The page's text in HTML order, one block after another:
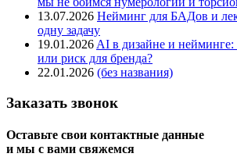
13.07.2026 Нейминг для БАДов и
одну задачу
19.01.2026 AI в дизайне и
или риск для бренда?
22.01.2026 (без названия)
Заказать звонок
Оставьте свои контактные данные
и мы с вами свяжемся